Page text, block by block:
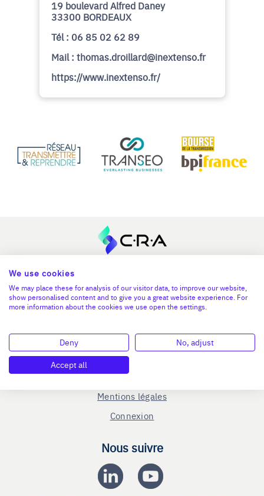
19 boulevard Alfred Daney
33300 BORDEAUX
Tél : 06 85 02 62 89
Mail : thomas.droillard@inextenso.fr
https://www.inextenso.fr/
Le C.R.A - qui sommes-nous ?
Cession entreprise
Blog
Nous contacter
Mentions légales
Connexion
Nous suivre
We use cookies
We may place these for analysis of our visitor data, to improve our website,
show personalised content and to give you a great website experience. For
more information about the cookies we use open the settings.
Deny
No, adjust
Accept all